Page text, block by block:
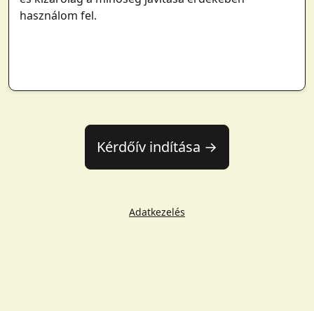
használom fel.
Kérdőív indítása →
Adatkezelés